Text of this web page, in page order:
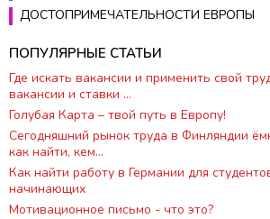
ДОСТОПРИМЕЧАТЕЛЬНОСТИ ЕВРОПЫ
ПОПУЛЯРНЫЕ СТАТЬИ
Где искать вакансии и применить свой
вакансии и ставки ...
Голубая Карта – твой путь в Европу!
Сегодняшний рынок труда в Финляндии
как найти, кем...
Как найти работу в Германии для
начинающих
Мотивационное письмо - что это?